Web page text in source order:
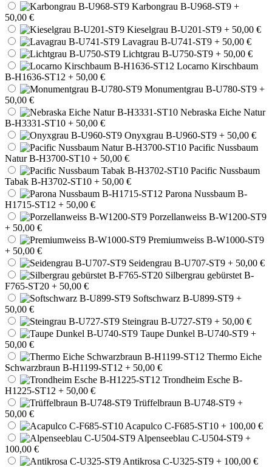
Karbongrau B-U968-ST9 +
50,00 €
Kieselgrau B-U201-ST9 + 50,00 €
Lavagrau B-U741-ST9 + 50,00 €
Lichtgrau B-U750-ST9 + 50,00 €
Locarno Kirschbaum
B-H1636-ST12 + 50,00 €
Monumentgrau B-U780-ST9 +
50,00 €
Nebraska Eiche Natur
B-H3331-ST10 + 50,00 €
Onyxgrau B-U960-ST9 + 50,00 €
Pacific Nussbaum
Natur B-H3700-ST10 + 50,00 €
Pacific Nussbaum
Tabak B-H3702-ST10 + 50,00 €
Parona Nussbaum B-
H1715-ST12 + 50,00 €
Porzellanweiss B-W1200-ST9
+ 50,00 €
Premiumweiss B-W1000-ST9
+ 50,00 €
Seidengrau B-U707-ST9 + 50,00 €
Silbergrau gebürstet B-
F765-ST20 + 50,00 €
Softschwarz B-U899-ST9 +
50,00 €
Steingrau B-U727-ST9 + 50,00 €
Taupe Dunkel B-U740-ST9 +
50,00 €
Thermo Eiche
Schwarzbraun B-H1199-ST12 + 50,00 €
Trondheim Esche B-
H1225-ST12 + 50,00 €
Trüffelbraun B-U748-ST9 +
50,00 €
Acapulco C-F685-ST10 + 100,00 €
Alpenseeblau C-U504-ST9 +
100,00 €
Antikrosa C-U325-ST9 + 100,00 €